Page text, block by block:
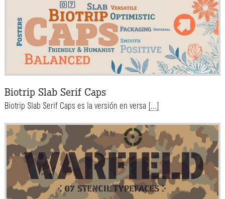
Biotrip Slab Serif Caps
Biotrip Slab Serif Caps es la versión en versa [...]